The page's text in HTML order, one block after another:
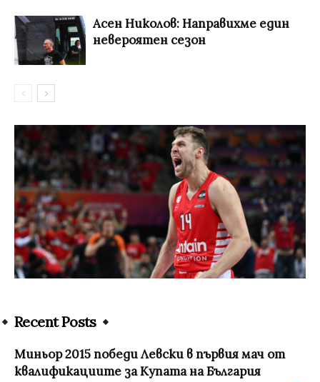
Асен Николов: Направихме един
невероятен сезон
Recent Posts
Миньор 2015 победи Левски в първия мач от
квалификациите за Купата на България